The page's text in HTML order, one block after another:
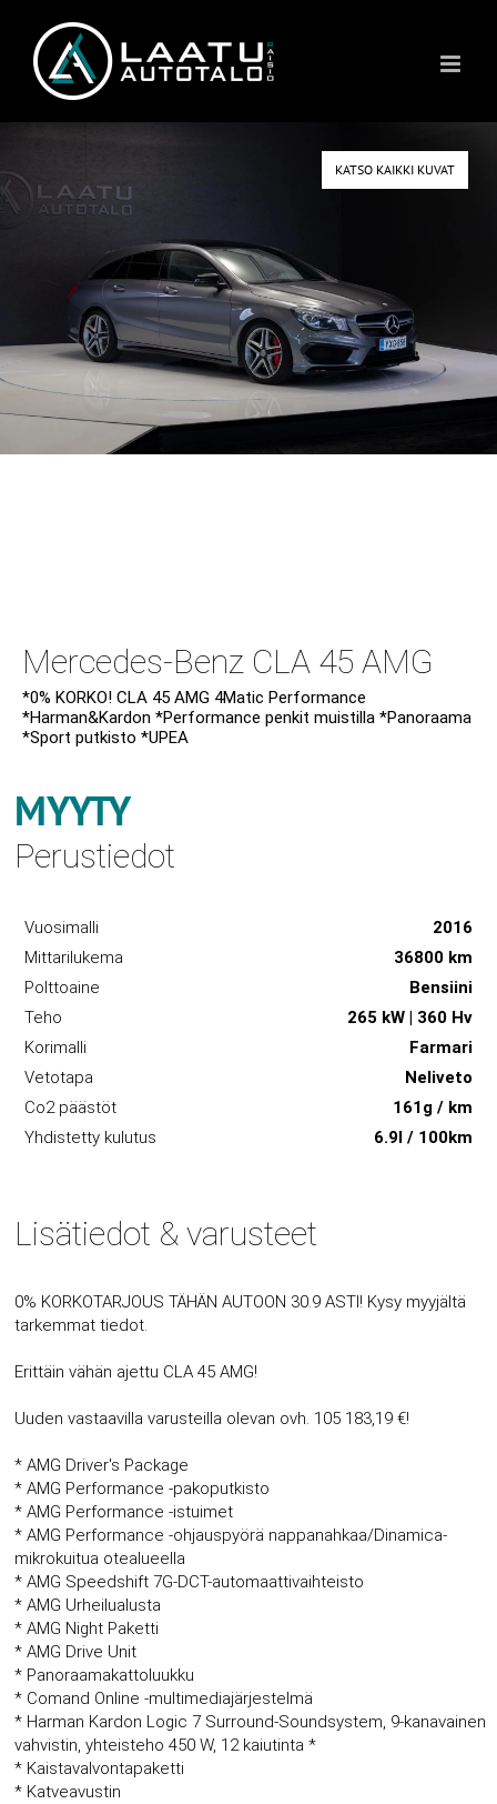
content
KATSO KAIKKI KUVAT
Mercedes-Benz CLA 45 AMG
*0% KORKO! CLA 45 AMG 4Matic Performance
*Harman&Kardon *Performance penkit muistilla *Panoraama
*Sport putkisto *UPEA
MYYTY
Perustiedot
Vuosimalli
2016
Mittarilukema
36800 km
Polttoaine
Bensiini
Teho
265 kW | 360 Hv
Korimalli
Farmari
Vetotapa
Neliveto
Co2 päästöt
161g / km
Yhdistetty kulutus
6.9l / 100km
Lisätiedot & varusteet
0% KORKOTARJOUS TÄHÄN AUTOON 30.9 ASTI! Kysy myyjältä
tarkemmat tiedot.
Erittäin vähän ajettu CLA 45 AMG!
Uuden vastaavilla varusteilla olevan ovh. 105 183,19 €!
* AMG Driver's Package
* AMG Performance -pakoputkisto
* AMG Performance -istuimet
* AMG Performance -ohjauspyörä nappanahkaa/Dinamica-
mikrokuitua otealueella
* AMG Speedshift 7G-DCT-automaattivaihteisto
* AMG Urheilualusta
* AMG Night Paketti
* AMG Drive Unit
* Panoraamakattoluukku
* Comand Online -multimediajärjestelmä
* Harman Kardon Logic 7 Surround-Soundsystem, 9-kanavainen
vahvistin, yhteisteho 450 W, 12 kaiutinta *
* Kaistavalvontapaketti
* Katveavustin